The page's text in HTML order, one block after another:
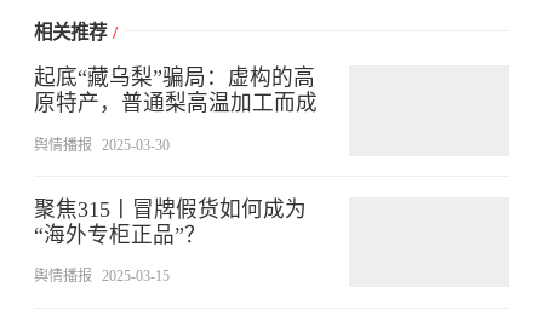
相关推荐 /
起底“藏乌梨”骗局：虚构的高
原特产，普通梨高温加工而成
舆情播报 2025-03-30
聚焦315丨冒牌假货如何成为
“海外专柜正品”？
舆情播报 2025-03-15